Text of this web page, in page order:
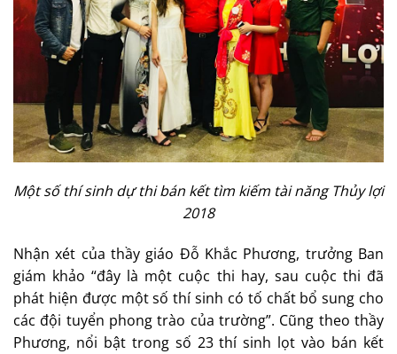
Một số thí sinh dự thi bán kết tìm kiếm tài năng Thủy lợi
2018
Nhận xét của thầy giáo Đỗ Khắc Phương, trưởng Ban
giám khảo “đây là một cuộc thi hay, sau cuộc thi đã
phát hiện được một số thí sinh có tố chất bổ sung cho
các đội tuyển phong trào của trường”. Cũng theo thầy
Phương, nổi bật trong số 23 thí sinh lọt vào bán kết